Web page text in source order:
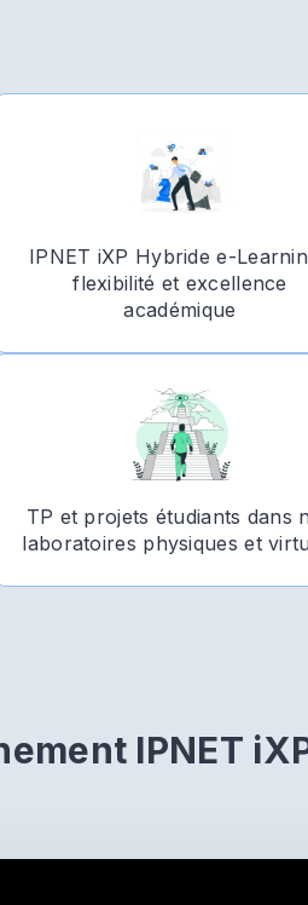
IPNET iXP Hybride e-
flexibilité et excellence
académique
TP et projets étudiants dans
laboratoires physiques et
IPNET